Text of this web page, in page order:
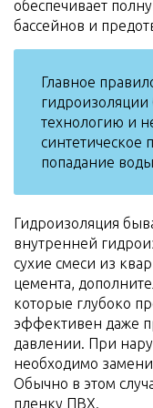
обеспечивает
бассейнов и
Главное
гидроизоляции
технологию и
синтетическое
попадание
Гидроизоляция
внутренней
сухие смеси из
цемента,
которые глубоко
эффективен даже
давлении. При
необходимо
Обычно в этом
пленку ПВХ.